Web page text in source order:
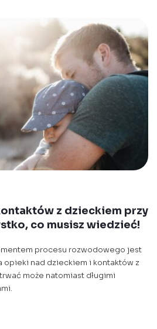
z dzieckiem przy
co musisz wiedzieć!
procesu rozwodowego jest
opieki nad dzieckiem i kontaktów z
może natomiast długimi